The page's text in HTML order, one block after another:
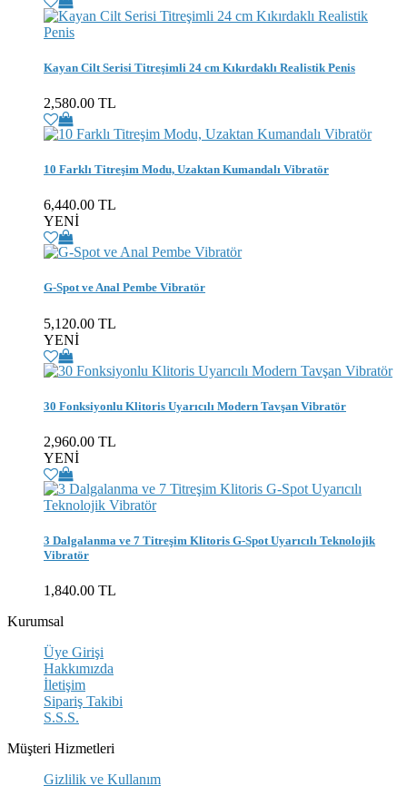
Kayan Cilt Serisi Titreşimli 24 cm Kıkırdaklı Realistik Penis
2,580.00 TL
10 Farklı Titreşim Modu, Uzaktan Kumandalı Vibratör
6,440.00 TL
YENİ
G-Spot ve Anal Pembe Vibratör
5,120.00 TL
YENİ
30 Fonksiyonlu Klitoris Uyarıcılı Modern Tavşan Vibratör
2,960.00 TL
YENİ
3 Dalgalanma ve 7 Titreşim Klitoris G-Spot Uyarıcılı Teknolojik
Vibratör
1,840.00 TL
Kurumsal
Üye Girişi
Hakkımızda
İletişim
Sipariş Takibi
S.S.S.
Müşteri Hizmetleri
Gizlilik ve Kullanım